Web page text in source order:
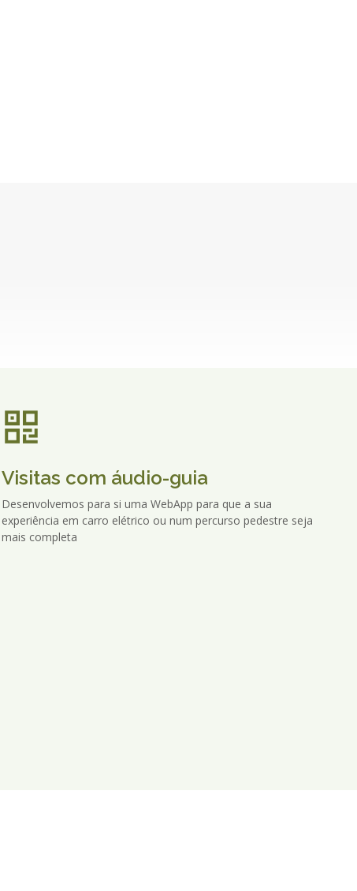
Visitas com áudio-guia
Desenvolvemos para si uma WebApp para que a sua
experiência em carro elétrico ou num percurso pedestre seja
mais completa